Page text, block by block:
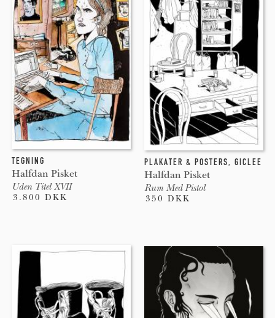
TEGNING
Halfdan Pisket
Uden Titel XVII
3.800 DKK
PLAKATER & POSTERS, GICLEE
Halfdan Pisket
Rum Med Pistol
350 DKK